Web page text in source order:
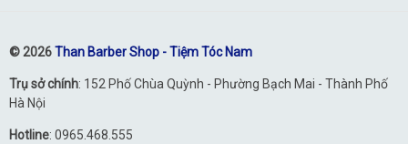
© 2026Than Barber Shop - Tiệm Tóc Nam
Trụ sở chính: 152 Phố Chùa Quỳnh - Phường Bạch Mai - Thành Phố
Hà Nội
Hotline: 0965.468.555